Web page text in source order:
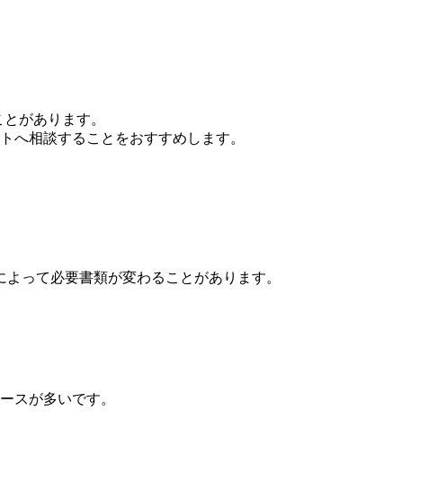
があります。
へ相談することをおすすめします。
って必要書類が変わることがあります。
スが多いです。